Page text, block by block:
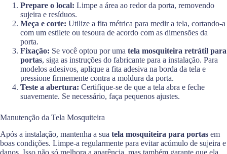
Prepare o local: Limpe a área ao redor da porta, removendo
sujeira e resíduos.
Meça e corte: Utilize a fita métrica para medir a tela, cortando-a
com um estilete ou tesoura de acordo com as dimensões da
porta.
Fixação: Se você optou por uma tela mosquiteira retrátil para
portas, siga as instruções do fabricante para a instalação. Para
modelos adesivos, aplique a fita adesiva na borda da tela e
pressione firmemente contra a moldura da porta.
Teste a abertura: Certifique-se de que a tela abra e feche
suavemente. Se necessário, faça pequenos ajustes.
Manutenção da Tela Mosquiteira
Após a instalação, mantenha a sua tela mosquiteira para portas em
boas condições. Limpe-a regularmente para evitar acúmulo de sujeira e
danos. Isso não só melhora a aparência, mas também garante que ela